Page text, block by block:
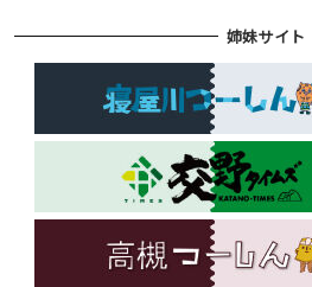
姉妹サイト